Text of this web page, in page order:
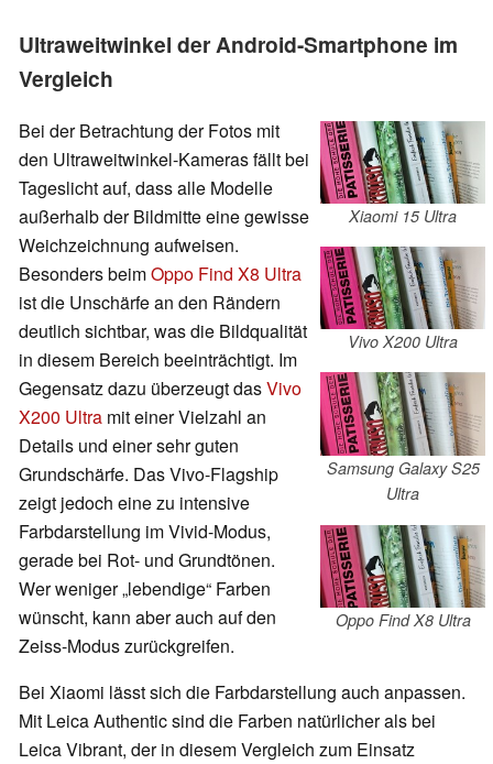
Ultraweitwinkel der Android-Smartphone im
Vergleich
Xiaomi 15 Ultra
Vivo X200 Ultra
Samsung Galaxy S25
Ultra
Oppo Find X8 Ultra
Bei der Betrachtung der Fotos mit
den Ultraweitwinkel-Kameras fällt bei
Tageslicht auf, dass alle Modelle
außerhalb der Bildmitte eine gewisse
Weichzeichnung aufweisen.
Besonders beimOppo Find X8 Ultra
ist die Unschärfe an den Rändern
deutlich sichtbar, was die Bildqualität
in diesem Bereich beeinträchtigt. Im
Gegensatz dazu überzeugt dasVivo
X200 Ultra mit einer Vielzahl an
Details und einer sehr guten
Grundschärfe. Das Vivo-Flagship
zeigt jedoch eine zu intensive
Farbdarstellung im Vivid-Modus,
gerade bei Rot- und Grundtönen.
Wer weniger „lebendige“ Farben
wünscht, kann aber auch auf den
Zeiss-Modus zurückgreifen.
Bei Xiaomi lässt sich die Farbdarstellung auch anpassen.
Mit Leica Authentic sind die Farben natürlicher als bei
Leica Vibrant, der in diesem Vergleich zum Einsatz